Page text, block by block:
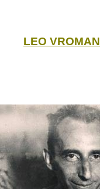
LEO VROMAN